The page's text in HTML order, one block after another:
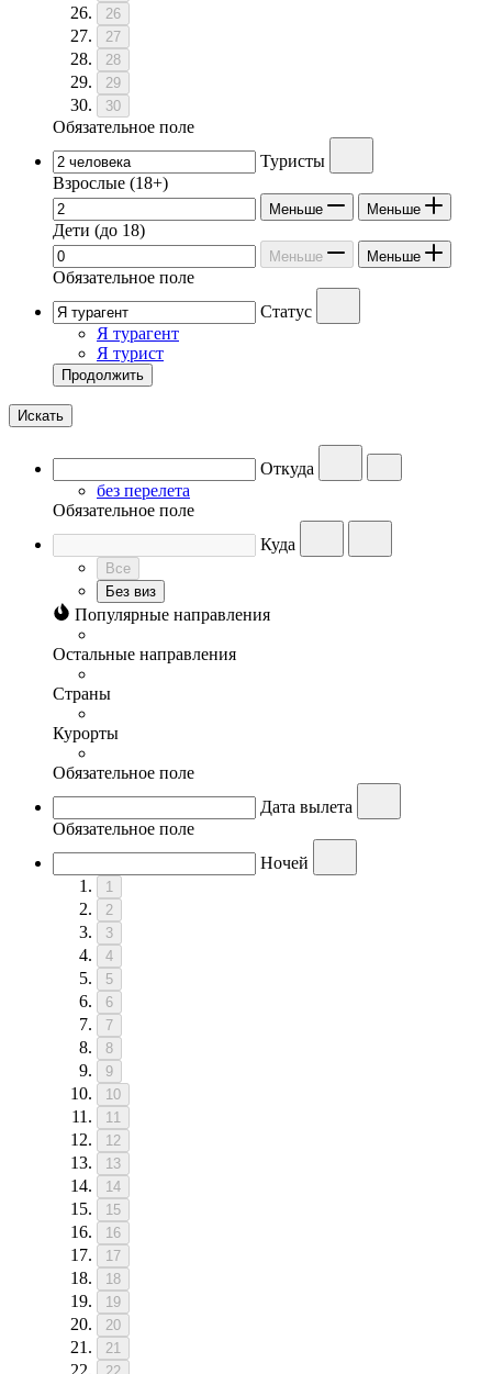
26
27
28
29
30
Обязательное поле
Туристы
Взрослые (18+)
Меньше Меньше
Дети (до 18)
Меньше Меньше
Обязательное поле
Статус
Я турагент
Я турист
Продолжить
Искать
Откуда
без перелета
Обязательное поле
Куда
Все
Без виз
Популярные направления
Остальные направления
Страны
Курорты
Обязательное поле
Дата вылета
Обязательное поле
Ночей
1
2
3
4
5
6
7
8
9
10
11
12
13
14
15
16
17
18
19
20
21